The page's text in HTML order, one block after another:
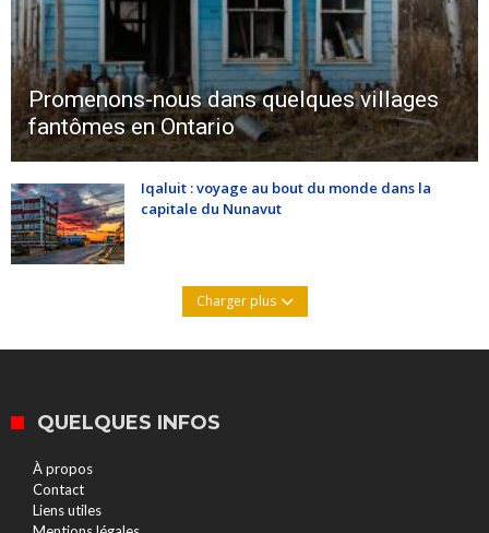
Promenons-nous dans quelques villages
fantômes en Ontario
Iqaluit : voyage au bout du monde dans la
capitale du Nunavut
Charger plus
QUELQUES INFOS
À propos
Contact
Liens utiles